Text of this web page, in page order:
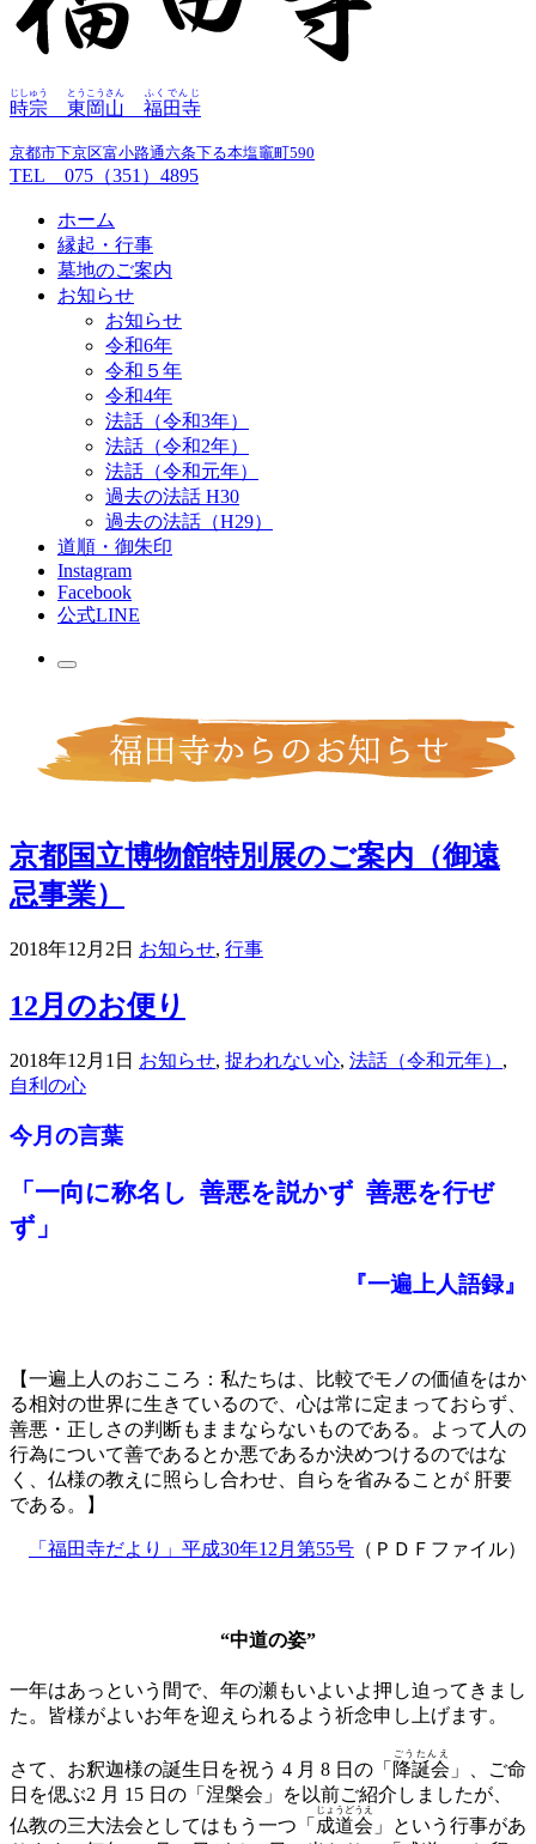
時宗
じしゅう
東岡山
とうこうさん
福田寺
ふくでんじ
京都市下京区富小路通六条下る本塩竈町590
TEL 075（351）4895
ホーム
縁起・行事
墓地のご案内
お知らせ
お知らせ
令和6年
令和５年
令和4年
法話（令和3年）
法話（令和2年）
法話（令和元年）
過去の法話 H30
過去の法話（H29）
道順・御朱印
Instagram
Facebook
公式LINE
京都国立博物館特別展のご案内（御遠
忌事業）
2018年12月2日 お知らせ, 行事
12月のお便り
2018年12月1日 お知らせ, 捉われない心, 法話（令和元年） ,
自利の心
今月の言葉
「一向に称名し 善悪を説かず 善悪を行ぜ
ず」
『一遍上人語録』
【一遍上人のおこころ：私たちは、比較でモノの価値をはか
る相対の世界に生きているので、心は常に定まっておらず、
善悪・正しさの判断もままならないものである。よって人の
行為について善であるとか悪であるか決めつけるのではな
く、仏様の教えに照らし合わせ、自らを省みることが 肝要
である。】
「福田寺だより」平成30年12月第55号 （ＰＤＦファイル）
“中道の姿”
一年はあっという間で、年の瀬もいよいよ押し迫ってきまし
た。皆様がよいお年を迎えられるよう祈念申し上げます。
さて、お釈迦様の誕生日を祝う 4 月 8 日の「 降誕会
ごうたんえ
」、ご命
日を偲ぶ2 月 15 日の「涅槃会」を以前ご紹介しましたが、
仏教の三大法会としてはもう一つ「 成道会
じょうどうえ
」という行事があ